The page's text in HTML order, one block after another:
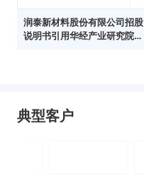
润泰新材料股份有限公司招股
说明书引用华经产业研究院数
典型客户